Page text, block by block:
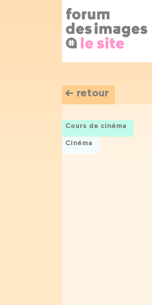
← retour
Cours de cinéma
Cinéma